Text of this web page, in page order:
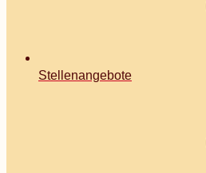
Stellenangebote